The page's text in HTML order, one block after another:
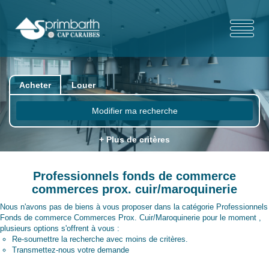
Acheter Louer
Modifier ma recherche
+ Plus de critères
Professionnels fonds de commerce
commerces prox. cuir/maroquinerie
Nous n'avons pas de biens à vous proposer dans la catégorie Professionnels
Fonds de commerce Commerces Prox. Cuir/Maroquinerie pour le moment ,
plusieurs options s'offrent à vous :
Re-soumettre la recherche avec moins de critères.
Transmettez-nous votre demande